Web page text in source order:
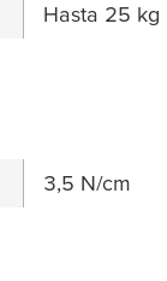
Hasta 25 kg
3,5 N/cm